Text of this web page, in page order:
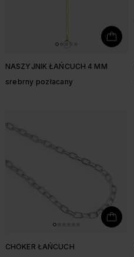
NASZYJNIK ŁAŃCUCH 4 MM
srebrny pozłacany
CHOKER ŁAŃCUCH